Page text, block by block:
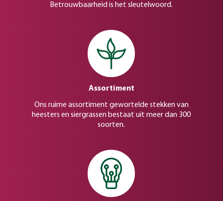
Betrouwbaarheid is het sleutelwoord.
Assortiment
Ons ruime assortiment gewortelde stekken van
heesters en siergrassen bestaat uit meer dan 300
soorten.